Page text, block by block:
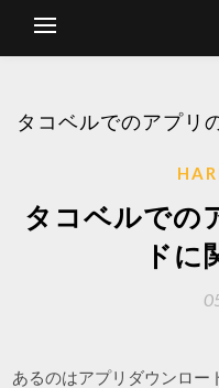
タコベルでのアプリ
タコベルでの
ドに
あるのはアプリダウンロー